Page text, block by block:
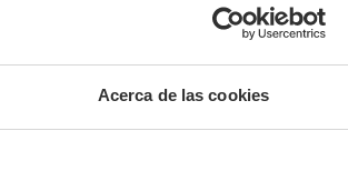
Acerca de las cookies
y duración.